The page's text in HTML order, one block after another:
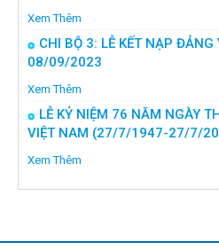
Xem Thêm
CHI BỘ 3: LỄ KẾT NẠP ĐẢNG
08/09/2023
Xem Thêm
LỄ KỶ NIỆM 76 NĂM NGÀY
VIỆT NAM (27/7/1947-27/7/
Xem Thêm